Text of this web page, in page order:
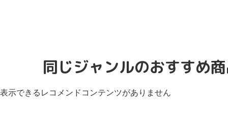
同じジャンルのおすすめ
表示できるレコメンドコンテンツがありません